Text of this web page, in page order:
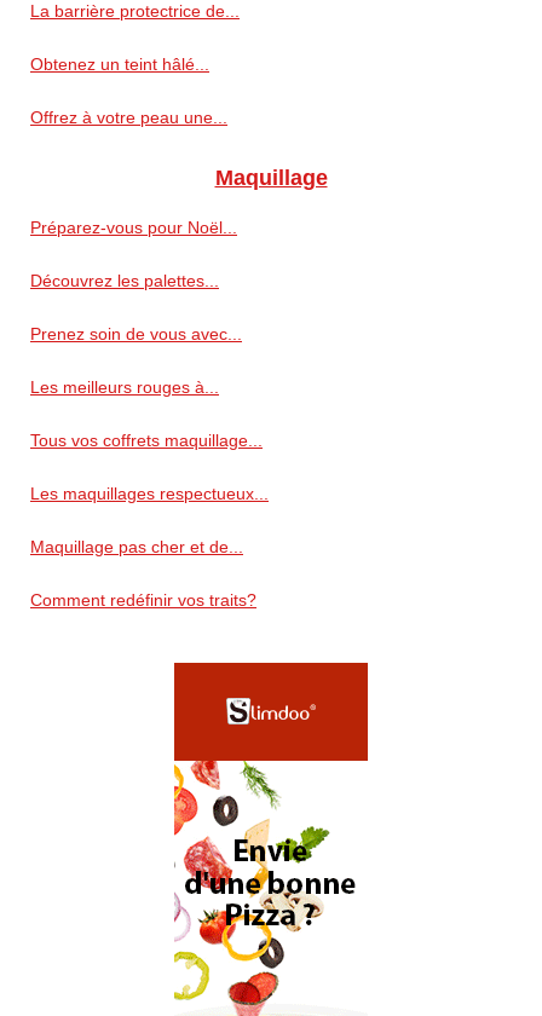
La barrière protectrice de...
Obtenez un teint hâlé...
Offrez à votre peau une...
Maquillage
Préparez-vous pour Noël...
Découvrez les palettes...
Prenez soin de vous avec...
Les meilleurs rouges à...
Tous vos coffrets maquillage...
Les maquillages respectueux...
Maquillage pas cher et de...
Comment redéfinir vos traits?